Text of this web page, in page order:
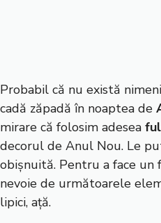
Probabil că nu există
cadă zăpadă în noaptea de
mirare că folosim adesea
decorul de Anul Nou. Le
obișnuită. Pentru a face un
nevoie de următoarele
lipici, ață.